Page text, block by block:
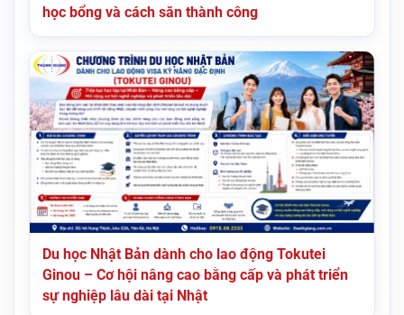
học bổng và cách săn thành công
Du học Nhật Bản dành cho lao động Tokutei
Ginou – Cơ hội nâng cao bằng cấp và phát triển
sự nghiệp lâu dài tại Nhật